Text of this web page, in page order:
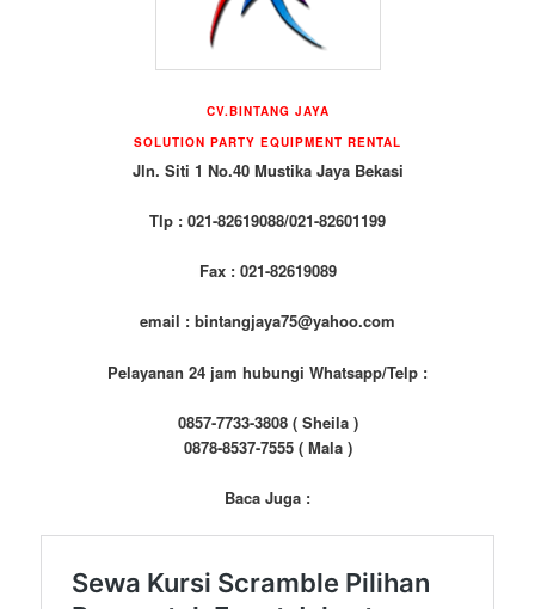
CV.BINTANG JAYA
SOLUTION PARTY EQUIPMENT RENTAL
Jln. Siti 1 No.40 Mustika Jaya Bekasi
Tlp : 021-82619088/021-82601199
Fax : 021-82619089
email : bintangjaya75@yahoo.com
Pelayanan 24 jam hubungi Whatsapp/Telp :
0857-7733-3808 ( Sheila )
0878-8537-7555 ( Mala )
Baca Juga :